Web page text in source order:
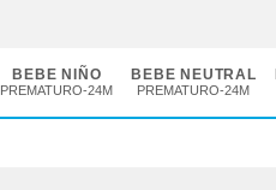
BEBE NIÑO
PREMATURO-24M
BEBE NEUTRAL
PREMATURO-24M